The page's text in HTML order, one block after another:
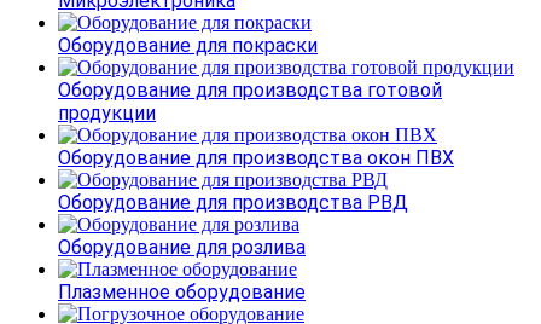
Оборудование для покраски
Оборудование для производства готовой
продукции
Оборудование для производства окон ПВХ
Оборудование для производства РВД
Оборудование для розлива
Плазменное оборудование